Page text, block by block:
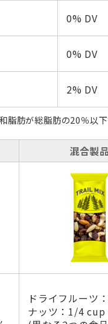
0% DV
0% DV
2% DV
肪が総脂肪の20％以下
混合製品
ドライフルーツ
ナッツ：1/4 cup